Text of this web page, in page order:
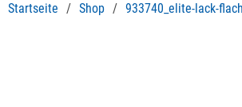
Startseite / Shop / 933740_elite-lack-